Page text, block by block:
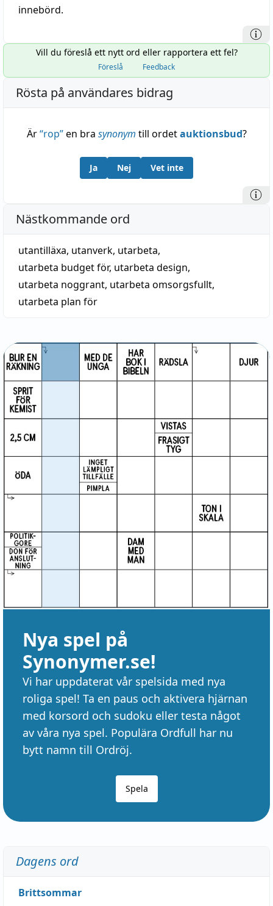
innebörd.
Vill du föreslå ett nytt ord eller rapportera ett fel?
Föreslå Feedback
Rösta på användares bidrag
Är“rop”en bra synonym till ordetauktionsbud?
Ja Nej Vet inte
Nästkommande ord
utantilläxa, utanverk, utarbeta,
utarbeta budget för, utarbeta design,
utarbeta noggrant, utarbeta omsorgsfullt,
utarbeta plan för
Nya spel på
Synonymer.se!
Vi har uppdaterat vår spelsida med nya
roliga spel! Ta en paus och aktivera hjärnan
med korsord och sudoku eller testa något
av våra nya spel. Populära Ordfull har nu
bytt namn till Ordröj.
Spela
Dagens ord
Brittsommar